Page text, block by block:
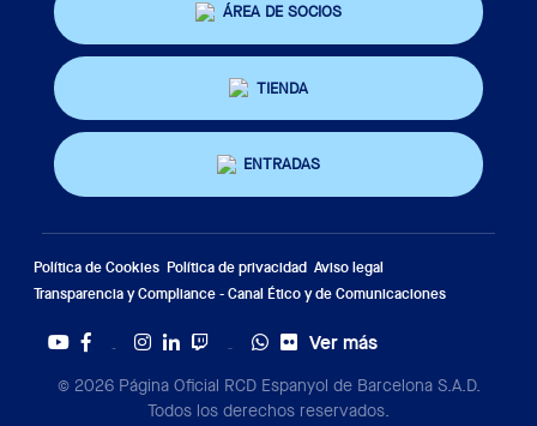
ÁREA DE SOCIOS
TIENDA
ENTRADAS
Política de Cookies Política de privacidad Aviso legal
Transparencia y Compliance - Canal Ético y de Comunicaciones
Ver más
© 2026 Página Oficial RCD Espanyol de Barcelona S.A.D.
Todos los derechos reservados.